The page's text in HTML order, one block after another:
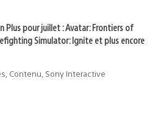
Plus pour juillet : Avatar: Frontiers of
Simulator: Ignite et plus encore
Contenu, Sony Interactive